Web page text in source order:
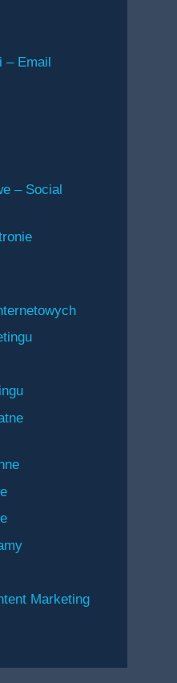
– Email
– Social
Marketing